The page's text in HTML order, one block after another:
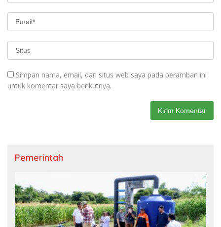
Simpan nama, email, dan situs web saya pada peramban ini
untuk komentar saya berikutnya.
Pemerintah